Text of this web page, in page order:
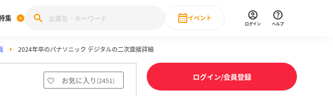
キャンペーン
ンド調査
集 イベント
直近のイベント一覧
ログイン ヘルプ
2024年卒のパナソニック デジタルの二次面接詳細
お気に入り (2451) ログイン/会員登録